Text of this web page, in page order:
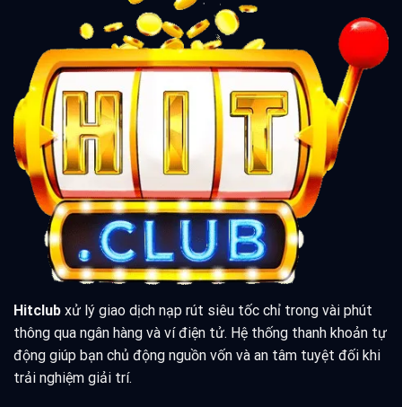
Hitclub xử lý giao dịch nạp rút siêu tốc chỉ trong vài phút
thông qua ngân hàng và ví điện tử. Hệ thống thanh khoản tự
động giúp bạn chủ động nguồn vốn và an tâm tuyệt đối khi
trải nghiệm giải trí.